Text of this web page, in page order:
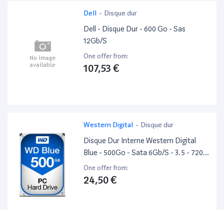
Dell - Disque dur
Dell - Disque Dur - 600 Go - Sas
12Gb/S
One offer from:
107,53 €
Western Digital - Disque dur
Disque Dur Interne Western Digital
Blue - 500Go - Sata 6Gb/S - 3.5 - 7200
Tr/Min
One offer from:
24,50 €